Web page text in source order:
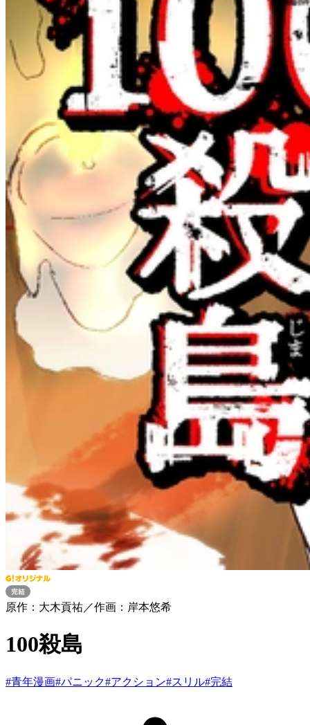
原作：大木貢祐／作画：岸本悠希
100殺島
#青年漫画#パニック#アクション#スリル#完結